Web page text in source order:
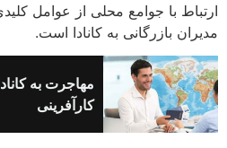
ارتباط با جوامع محلی از عوامل
مدیران بازرگانی به کانادا است.
مهاجرت به
کارآفرینی